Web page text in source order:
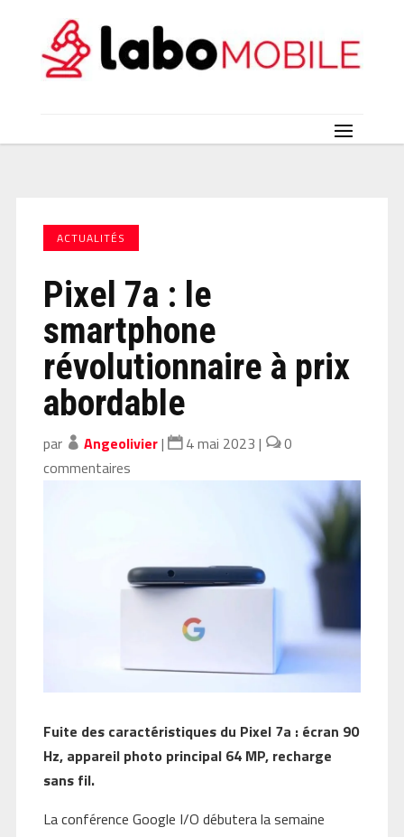
ACTUALITÉS
Pixel 7a : le
smartphone
révolutionnaire à prix
abordable
par Angeolivier| 4 mai 2023 |
0
commentaires
Fuite des caractéristiques du Pixel 7a : écran 90
Hz, appareil photo principal 64 MP, recharge
sans fil.
La conférence Google I/O débutera la semaine